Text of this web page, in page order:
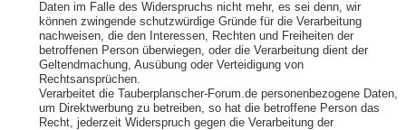
Daten im Falle des Widerspruchs nicht mehr, es sei denn, wir
können zwingende schutzwürdige Gründe für die Verarbeitung
nachweisen, die den Interessen, Rechten und Freiheiten der
betroffenen Person überwiegen, oder die Verarbeitung dient der
Geltendmachung, Ausübung oder Verteidigung von
Rechtsansprüchen.
Verarbeitet die Tauberplanscher-Forum.de personenbezogene Daten,
um Direktwerbung zu betreiben, so hat die betroffene Person das
Recht, jederzeit Widerspruch gegen die Verarbeitung der